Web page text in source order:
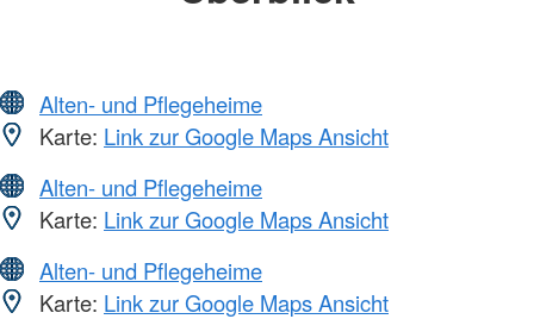
Alten- und Pflegeheime
Karte: Link zur Google Maps Ansicht
Alten- und Pflegeheime
Karte: Link zur Google Maps Ansicht
Alten- und Pflegeheime
Karte: Link zur Google Maps Ansicht